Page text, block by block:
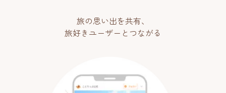
旅の思い出を共有、
旅好きユーザーとつながる